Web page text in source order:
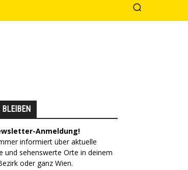
BLEIBEN
Anmeldung!
informiert über aktuelle
und sehenswerte Orte in deinem
oder ganz Wien.